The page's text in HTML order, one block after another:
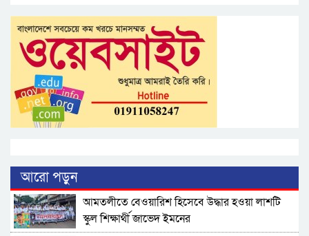
আরো পড়ুন
আমতলীতে বেওয়ারিশ হিসেবে উদ্ধার হওয়া লাশটি
স্কুল শিক্ষার্থী জাভেদ ইমনের